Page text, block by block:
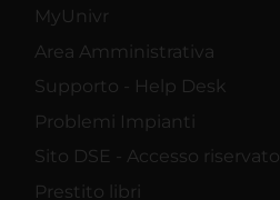
MyUnivr
Area Amministrativa
Supporto - Help Desk
Problemi Impianti
Sito DSE - Accesso riservato
Prestito libri